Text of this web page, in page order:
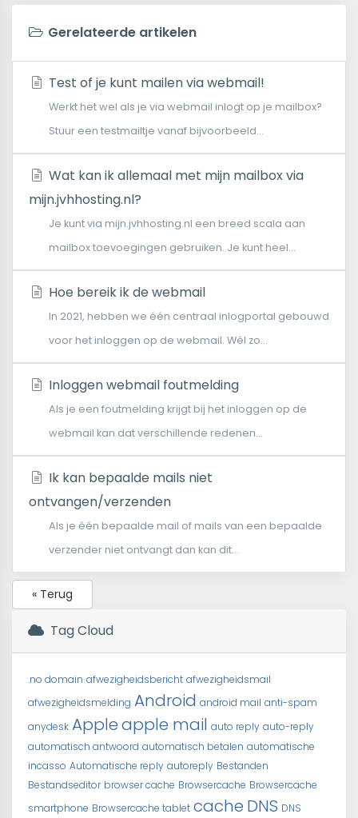
Gerelateerde artikelen
Test of je kunt mailen via webmail!
Werkt het wel als je via webmail inlogt op je mailbox?
Stuur een testmailtje vanaf bijvoorbeeld...
Wat kan ik allemaal met mijn mailbox via
mijn.jvhhosting.nl?
Je kunt via mijn.jvhhosting.nl een breed scala aan
mailbox toevoegingen gebruiken. Je kunt heel...
Hoe bereik ik de webmail
In 2021, hebben we één centraal inlogportal gebouwd
voor het inloggen op de webmail. Wél zo...
Inloggen webmail foutmelding
Als je een foutmelding krijgt bij het inloggen op de
webmail kan dat verschillende redenen...
Ik kan bepaalde mails niet
ontvangen/verzenden
Als je één bepaalde mail of mails van een bepaalde
verzender niet ontvangt dan kan dit...
« Terug
Tag Cloud
.no domain afwezigheidsbericht afwezigheidsmail
afwezigheidsmelding Android android mail anti-spam
anydesk Appleapple mail auto reply auto-reply
automatisch antwoord automatisch betalen automatische
incasso Automatische reply autoreply Bestanden
Bestandseditor browser cache Browsercache Browsercache
smartphone Browsercache tablet cache DNS DNS